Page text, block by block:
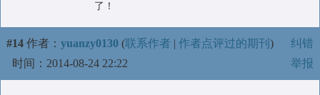
了！
#14 作者： yuanzy0130 (联系作者 | 作者点评过的期刊 )
时间：2014-08-24 22:22
纠错
举报